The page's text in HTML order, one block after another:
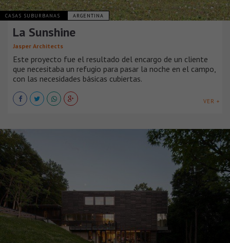
CASAS SUBURBANAS ARGENTINA
La Sunshine
Jasper Architects
Este proyecto fue el resultado del encargo de un cliente
que necesitaba un refugio para pasar la noche en el campo,
con las necesidades básicas cubiertas.
VER +